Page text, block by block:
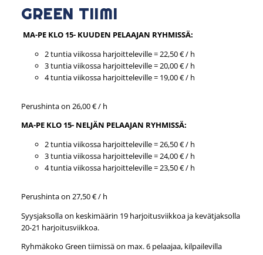
GREEN TIIMI
MA-PE KLO 15- KUUDEN PELAAJAN RYHMISSÄ:
2 tuntia viikossa harjoitteleville = 22,50 € / h
3 tuntia viikossa harjoitteleville = 20,00 € / h
4 tuntia viikossa harjoitteleville = 19,00 € / h
Perushinta on 26,00 € / h
MA-PE KLO 15- NELJÄN PELAAJAN RYHMISSÄ:
2 tuntia viikossa harjoitteleville = 26,50 € / h
3 tuntia viikossa harjoitteleville = 24,00 € / h
4 tuntia viikossa harjoitteleville = 23,50 € / h
Perushinta on 27,50 € / h
Syysjaksolla on keskimäärin 19 harjoitusviikkoa ja kevätjaksolla
20-21 harjoitusviikkoa.
Ryhmäkoko Green tiimissä on max. 6 pelaajaa, kilpailevilla